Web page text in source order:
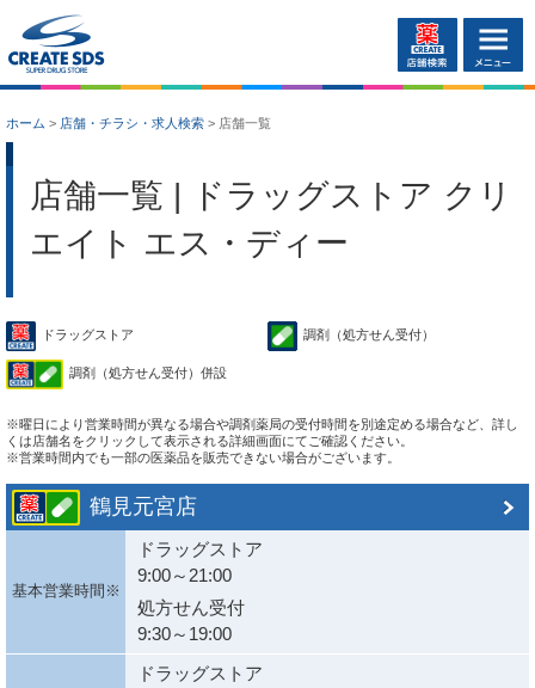
ホーム > 店舗・チラシ・求人検索 > 店舗一覧
店舗一覧 | ドラッグストア クリ
エイト エス・ディー
ドラッグストア 調剤（処方せん受付）
調剤（処方せん受付）併設
※曜日により営業時間が異なる場合や調剤薬局の受付時間を別途定める場合など、詳し
くは店舗名をクリックして表示される詳細画面にてご確認ください。
※営業時間内でも一部の医薬品を販売できない場合がございます。
鶴見元宮店
基本営業時間※
ドラッグストア
9:00～21:00
処方せん受付
9:30～19:00
ドラッグストア